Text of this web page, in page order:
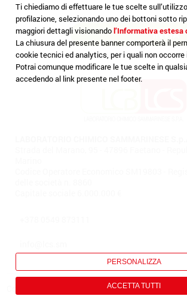
Dichiarazione di
Ti chiediamo di effettuare le tue scelte
profilazione, selezionando uno dei bottoni sotto
maggiori dettagli visionandol’Informativa estesa
La chiusura del presente banner comporterà il
cookie tecnici ed analytics, per i quali non
Potrai comunque modificare le tue scelte in
accedendo al link presente nel footer.
PERSONALIZZA
ACCETTA TUTTI